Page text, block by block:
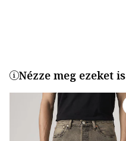
Nézze meg ezeket is